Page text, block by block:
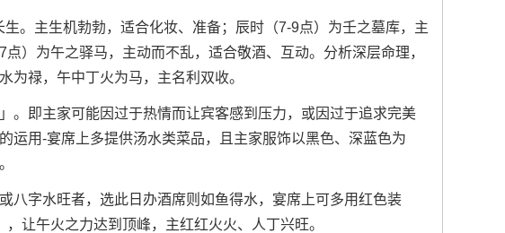
。主生机勃勃，适合化妆、准备；辰时（7-9点）为壬之墓库，主
）为午之驿马，主动而不乱，适合敬酒、互动。分析深层命理，
为禄，午中丁火为马，主名利双收。
。即主家可能因过于热情而让宾客感到压力，或因过于追求完美
运用-宴席上多提供汤水类菜品，且主家服饰以黑色、深蓝色为
八字水旺者，选此日办酒席则如鱼得水，宴席上可多用红色装
让午火之力达到顶峰，主红红火火、人丁兴旺。